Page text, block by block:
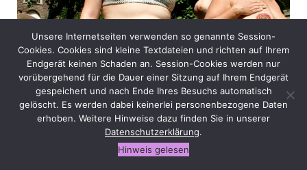
Unsere Internetseiten verwenden so genannte Session-
Cookies. Cookies sind kleine Textdateien und richten auf Ihrem
Endgerät keinen Schaden an. Session-Cookies werden nur
vorübergehend für die Dauer einer Sitzung auf Ihrem Endgerät
gespeichert und nach Ende Ihres Besuchs automatisch
gelöscht. Es werden dabei keinerlei personenbezogene Daten
erhoben. Weitere Hinweise dazu finden Sie in unserer
Datenschutzerklärung.
Hinweis gelesen